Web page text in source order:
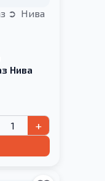
Нива
Нива
+